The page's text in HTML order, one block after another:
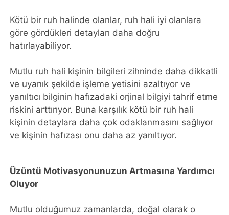
Kötü bir ruh halinde olanlar, ruh hali iyi olanlara
göre gördükleri detayları daha doğru
hatırlayabiliyor.
Mutlu ruh hali kişinin bilgileri zihninde daha dikkatli
ve uyanık şekilde işleme yetisini azaltıyor ve
yanıltıcı bilginin hafızadaki orjinal bilgiyi tahrif etme
riskini arttırıyor. Buna karşılık kötü bir ruh hali
kişinin detaylara daha çok odaklanmasını sağlıyor
ve kişinin hafızası onu daha az yanıltıyor.
Üzüntü Motivasyonunuzun Artmasına Yardımcı
Oluyor
Mutlu olduğumuz zamanlarda, doğal olarak o